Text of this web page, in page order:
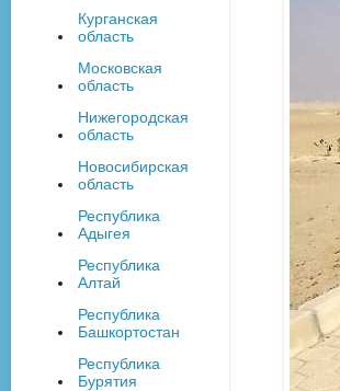
Курганская
область
Московская
область
Нижегородская
область
Новосибирская
область
Республика
Адыгея
Республика
Алтай
Республика
Башкортостан
Республика
Бурятия